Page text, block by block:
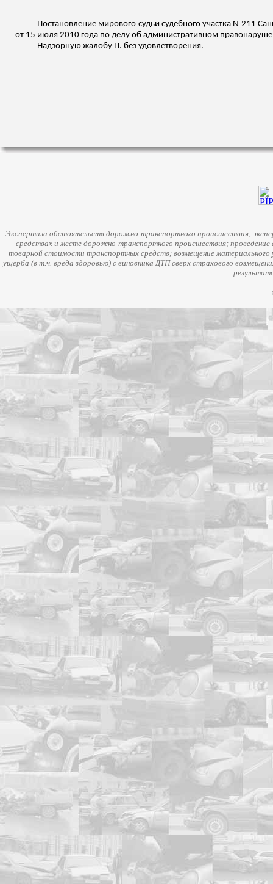
Постановление мирового судьи судебного участка N 211
от 15 июля 2010 года по делу об административном
Надзорную жалобу П. без удовлетворения.
Экспертиза обстоятельств дорожно-транспортного происшествия;
средствах и месте дорожно-транспортного происшествия;
товарной стоимости транспортных средств; возмещение
ущерба (в т.ч. вреда здоровью) с виновника ДТП сверх страхового